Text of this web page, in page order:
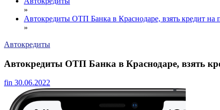
»
Автокредиты ОТП Банка в Краснодаре, взять кредит
»
Автокредиты
Автокредиты ОТП Банка в Краснодаре, взять
fin 30.06.2022